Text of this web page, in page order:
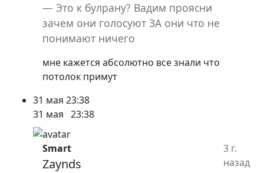
Это к булрану? Вадим проясни
зачем они голосуют ЗА они что не
понимают ничего
мне кажется абсолютно все знали что
потолок примут
31 мая 23:38
31 мая 23:38
Smart
Zaynds
3 г.
назад